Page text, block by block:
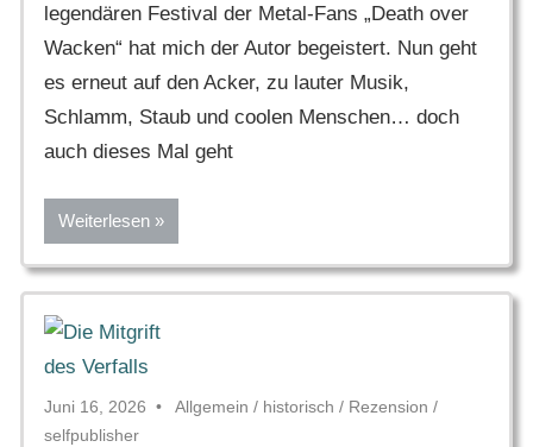
legendären Festival der Metal-Fans „Death over
Wacken“ hat mich der Autor begeistert. Nun geht
es erneut auf den Acker, zu lauter Musik,
Schlamm, Staub und coolen Menschen… doch
auch dieses Mal geht
Weiterlesen
Juni 16, 2026 Allgemein / historisch / Rezension /
selfpublisher